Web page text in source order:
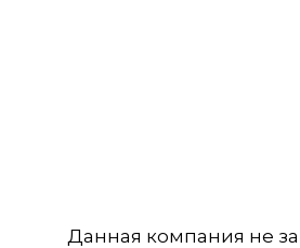
Данная компания не